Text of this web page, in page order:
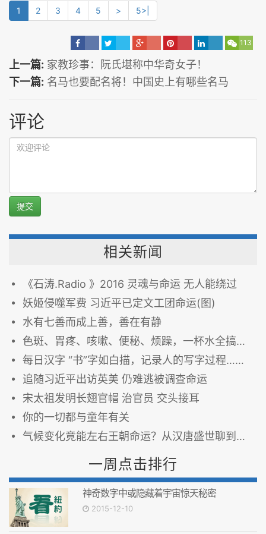
1 2 3 4 5 > 5>|
113
上一篇: 家教珍事：阮氏堪称中华奇女子！
下一篇: 名马也要配名将！中国史上有哪些名马
评论
提交
相关新闻
《石涛.Radio 》2016 灵魂与命运 无人能绕过
妖姬侵噬军费 习近平已定文工团命运(图)
水有七善而成上善，善在有静
色斑、胃疼、咳嗽、便秘、烦躁，一杯水全搞定！
每日汉字 “书”字如白描，记录人的写字过程……
追随习近平出访英美 仍难逃被调查命运
宋太祖发明长翅官帽 治官员 交头接耳
你的一切都与童年有关
气候变化竟能左右王朝命运？从汉唐盛世聊到法国大革命
一周点击排行
神奇数字中或隐藏着宇宙惊天秘密
2015-12-10